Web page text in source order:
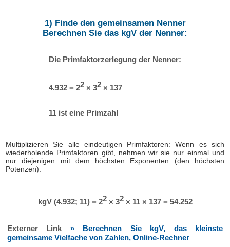
1) Finde den gemeinsamen Nenner
Berechnen Sie das kgV der Nenner:
Die Primfaktorzerlegung der Nenner:
4.932 = 22 × 32 × 137
11 ist eine Primzahl
Multiplizieren Sie alle eindeutigen Primfaktoren: Wenn es sich
wiederholende Primfaktoren gibt, nehmen wir sie nur einmal und
nur diejenigen mit dem höchsten Exponenten (den höchsten
Potenzen).
kgV (4.932; 11) = 22× 32× 11 × 137 = 54.252
Externer Link » Berechnen Sie kgV, das kleinste
gemeinsame Vielfache von Zahlen, Online-Rechner